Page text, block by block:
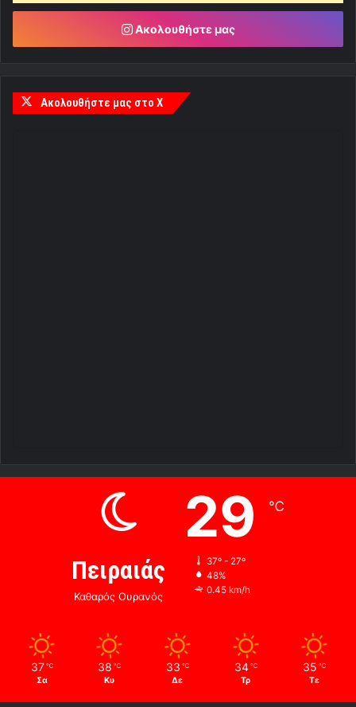
Ακολουθήστε μας
Ακολουθήστε μας στο X
Πειραιάς
Καθαρός Ουρανός
29 ℃
37º - 27º
48%
0.45 km/h
37 ℃
Σα
38 ℃
Κυ
33 ℃
Δε
34 ℃
Τρ
35 ℃
Τε